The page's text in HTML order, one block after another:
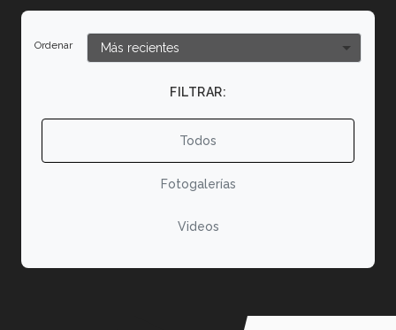
Ordenar
FILTRAR:
Todos
Fotogalerías
Videos